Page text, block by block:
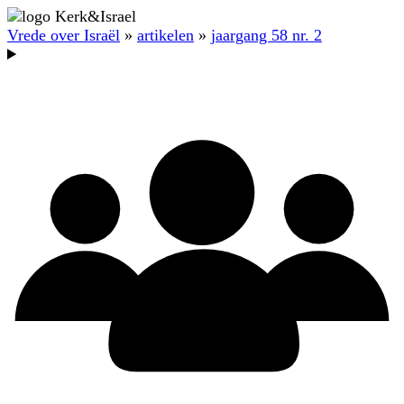
Vrede over Israël » artikelen » jaargang 58 nr. 2